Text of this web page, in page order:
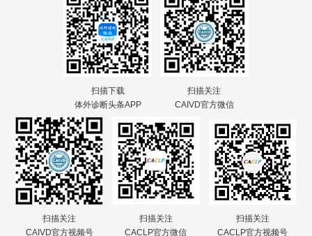
扫描下载
体外诊断头条APP
扫描关注
CAIVD官方微信
扫描关注
CAIVD官方视频号
扫描关注
CACLP官方微信
扫描关注
CACLP官方视频号